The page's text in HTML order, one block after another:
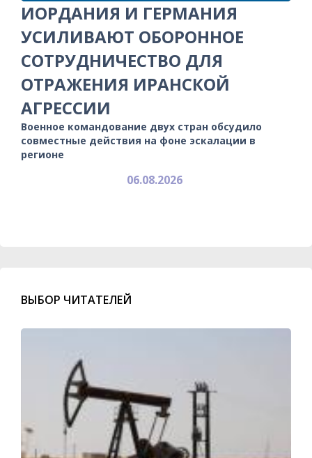
ИОРДАНИЯ И ГЕРМАНИЯ
УСИЛИВАЮТ ОБОРОННОЕ
СОТРУДНИЧЕСТВО ДЛЯ
ОТРАЖЕНИЯ ИРАНСКОЙ
АГРЕССИИ
Военное командование двух стран обсудило
совместные действия на фоне эскалации в
регионе
06.08.2026
ВЫБОР ЧИТАТЕЛЕЙ